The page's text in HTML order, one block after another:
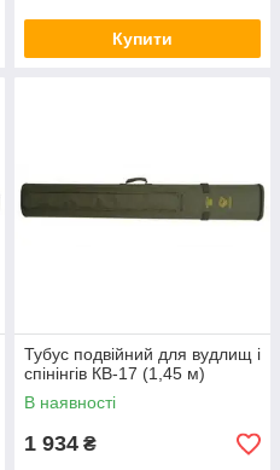
Купити
Тубус подвійний для вудлищ і
спінінгів КВ-17 (1,45 м)
В наявності
1 934 ₴